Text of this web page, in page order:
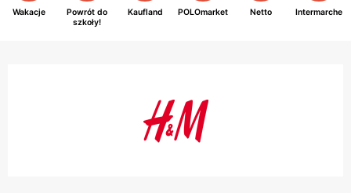
Wakacje
Powrót do
szkoły!
Kaufland POLOmarket Netto Intermarche